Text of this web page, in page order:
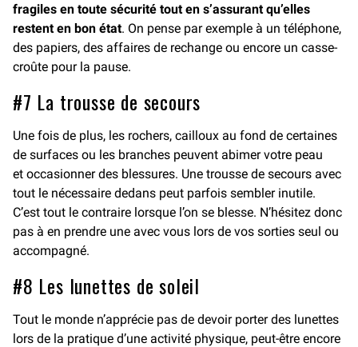
fragiles en toute sécurité tout en s’assurant qu’elles
restent en bon état. On pense par exemple à un téléphone,
des papiers, des affaires de rechange ou encore un casse-
croûte pour la pause.
#7 La trousse de secours
Une fois de plus, les rochers, cailloux au fond de certaines
de surfaces ou les branches peuvent abimer votre peau
et occasionner des blessures. Une trousse de secours avec
tout le nécessaire dedans peut parfois sembler inutile.
C’est tout le contraire lorsque l’on se blesse. N’hésitez donc
pas à en prendre une avec vous lors de vos sorties seul ou
accompagné.
#8 Les lunettes de soleil
Tout le monde n’apprécie pas de devoir porter des lunettes
lors de la pratique d’une activité physique, peut-être encore